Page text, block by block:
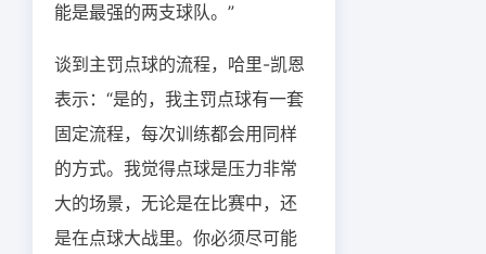
能是最强的两支球队。”
谈到主罚点球的流程，哈里-凯恩
表示：“是的，我主罚点球有一套
固定流程，每次训练都会用同样
的方式。我觉得点球是压力非常
大的场景，无论是在比赛中，还
是在点球大战里。你必须尽可能